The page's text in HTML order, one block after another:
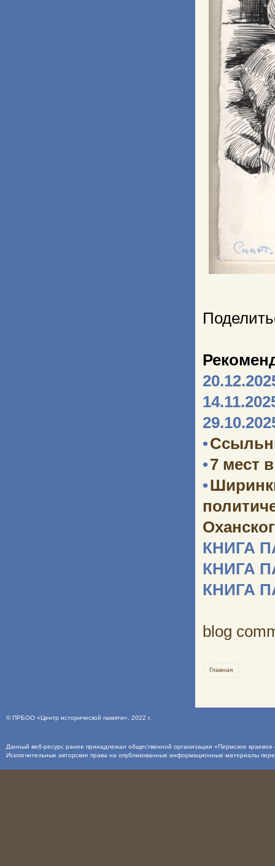
•
•7 мест
•
КНИГА
КНИГА
КНИГА
blog
Главная
©ПРБОО «Центр исторической памяти» , 2022 г.
Данный веб-ресурс ранее принадлежал общественной организации «Пермское
Исключительные авторские права на опубликованные информационные материалы